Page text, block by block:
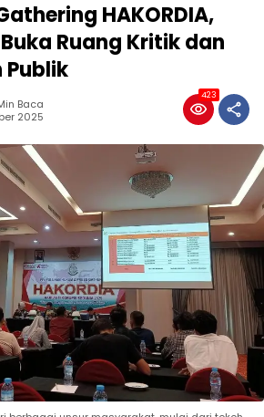
HAKORDIA,
Ruang Kritik dan
Publik
Baca
2025
423